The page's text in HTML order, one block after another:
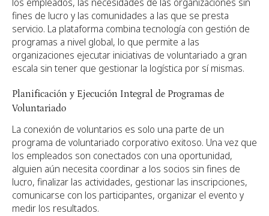
fines de lucro y las comunidades a las que se presta
servicio. La plataforma combina tecnología con gestión de
programas a nivel global, lo que permite a las
organizaciones ejecutar iniciativas de voluntariado a gran
escala sin tener que gestionar la logística por sí mismas.
Planificación y Ejecución Integral de Programas de
Voluntariado
La conexión de voluntarios es solo una parte de un
programa de voluntariado corporativo exitoso. Una vez que
los empleados son conectados con una oportunidad,
alguien aún necesita coordinar a los socios sin fines de
lucro, finalizar las actividades, gestionar las inscripciones,
comunicarse con los participantes, organizar el evento y
medir los resultados.